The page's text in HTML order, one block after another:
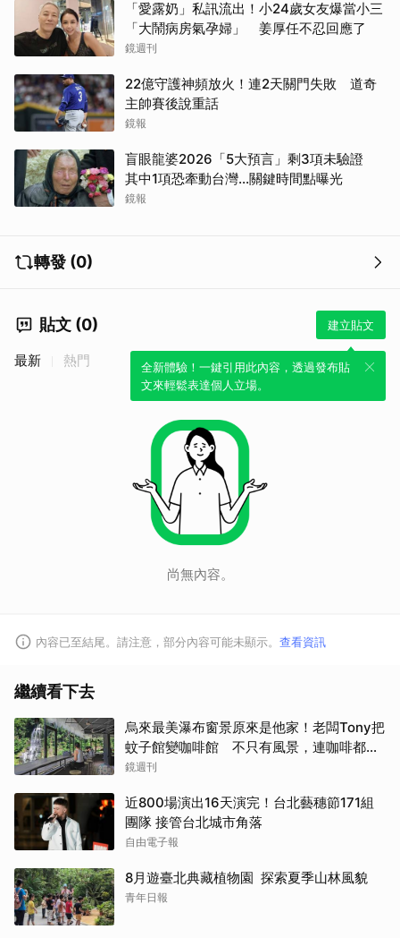
「愛露奶」私訊流出！小24歲女友爆當小三
「大鬧病房氣孕婦」 姜厚任不忍回應了
鏡週刊
22億守護神頻放火！連2天關門失敗 道奇
主帥賽後說重話
鏡報
盲眼龍婆2026「5大預言」剩3項未驗證
其中1項恐牽動台灣...關鍵時間點曝光
鏡報
轉發 (0)
貼文 (0) 建立貼文
全新體驗！一鍵引用此內容，透過發布貼
文來輕鬆表達個人立場。
最新 熱門
尚無內容。
內容已至結尾。請注意，部分內容可能未顯示。 查看資訊
繼續看下去
烏來最美瀑布窗景原來是他家！老闆Tony把
蚊子館變咖啡館 不只有風景，連咖啡都好
喝到讓人想再來
鏡週刊
近800場演出16天演完！台北藝穗節171組
團隊 接管台北城市角落
自由電子報
8月遊臺北典藏植物園 探索夏季山林風貌
青年日報